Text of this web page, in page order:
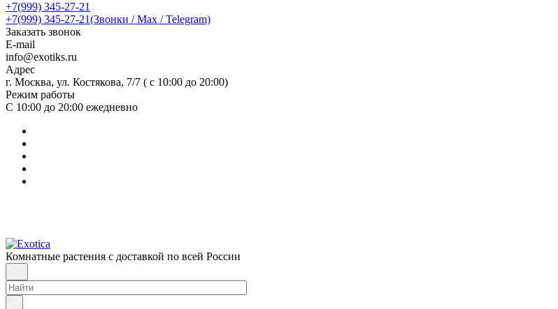
+7(999) 345-27-21
+7(999) 345-27-21(Звонки / Max / Telegram)
Заказать звонок
E-mail
info@exotiks.ru
Адрес
г. Москва, ул. Костякова, 7/7 ( с 10:00 до 20:00)
Режим работы
С 10:00 до 20:00 ежедневно
Комнатные растения с доставкой по всей России